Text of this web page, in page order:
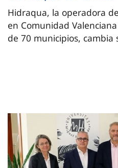
Hidraqua, la operadora
en Comunidad
de 70 municipios, cambia